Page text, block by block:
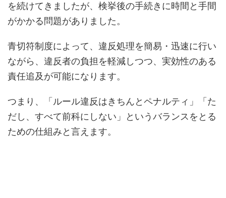
を続けてきましたが、検挙後の手続きに時間と手間
がかかる問題がありました。
青切符制度によって、違反処理を簡易・迅速に行い
ながら、違反者の負担を軽減しつつ、実効性のある
責任追及が可能になります。
つまり、「ルール違反はきちんとペナルティ」「た
だし、すべて前科にしない」というバランスをとる
ための仕組みと言えます。